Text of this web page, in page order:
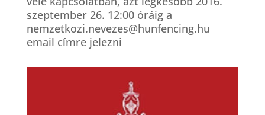
szeptember 26. 12:00 óráig a
nemzetkozi.nevezes@hunfencing.hu
email címre jelezni